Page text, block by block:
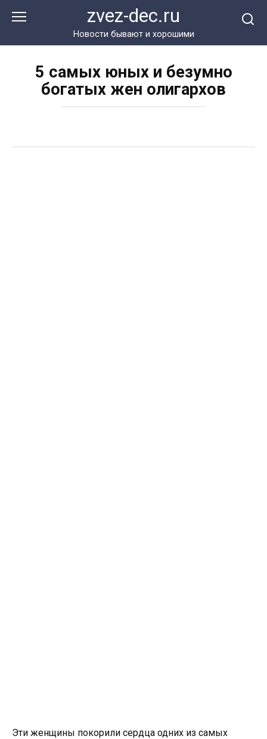
zvez-dec.ru
Новости бывают и хорошими
5 самых юных и безумно
богатых жен олигархов
Эти женщины покорили сердца одних из самых